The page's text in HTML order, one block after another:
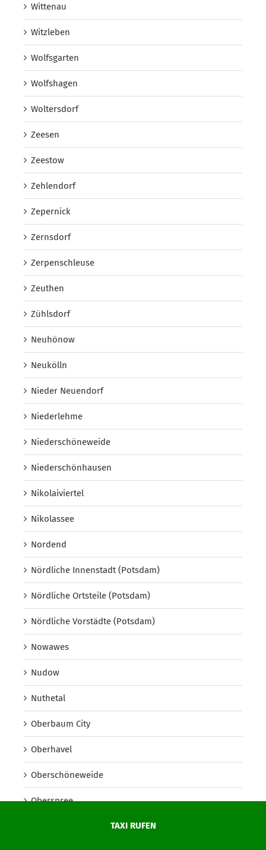
TAXI RUFEN
Wittenau
Witzleben
Wolfsgarten
Wolfshagen
Woltersdorf
Zeesen
Zeestow
Zehlendorf
Zepernick
Zernsdorf
Zerpenschleuse
Zeuthen
Zühlsdorf
Neuhönow
Neukölln
Nieder Neuendorf
Niederlehme
Niederschöneweide
Niederschönhausen
Nikolaiviertel
Nikolassee
Nordend
Nördliche Innenstadt (Potsdam)
Nördliche Ortsteile (Potsdam)
Nördliche Vorstädte (Potsdam)
Nowawes
Nudow
Nuthetal
Oberbaum City
Oberhavel
Oberschöneweide
Oberspree